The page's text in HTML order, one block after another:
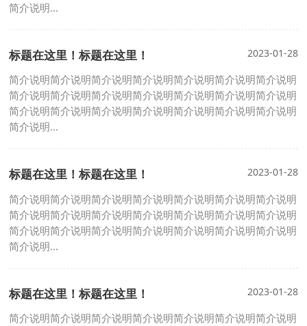
简介说明...
标题在这里！标题在这里！ 2023-01-28
简介说明简介说明简介说明简介说明简介说明简介说明简介说明
简介说明简介说明简介说明简介说明简介说明简介说明简介说明
简介说明简介说明简介说明简介说明简介说明简介说明简介说明
简介说明...
标题在这里！标题在这里！ 2023-01-28
简介说明简介说明简介说明简介说明简介说明简介说明简介说明
简介说明简介说明简介说明简介说明简介说明简介说明简介说明
简介说明简介说明简介说明简介说明简介说明简介说明简介说明
简介说明...
标题在这里！标题在这里！ 2023-01-28
简介说明简介说明简介说明简介说明简介说明简介说明简介说明